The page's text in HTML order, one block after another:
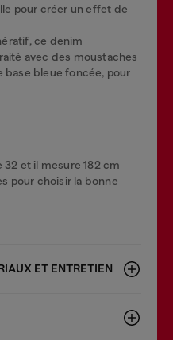
pour créer un effet de
ce denim
avec des moustaches
base bleue foncée, pour
et il mesure 182 cm
pour choisir la bonne
ET ENTRETIEN